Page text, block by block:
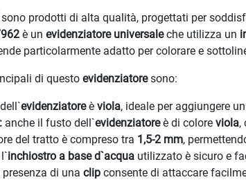
sono prodotti di alta qualità, progettati per
è un evidenziatore universaleche utilizza un
particolarmente adatto per colorare e
di questo evidenziatoresono:
evidenziatoreè viola, ideale per aggiungere
anche il fusto dell`evidenziatoreè di colore viola,
del tratto è compreso tra 1,5-2 mm,
l`inchiostro a base d`acqua utilizzato è sicuro e
presenza di una clip consente di attaccare